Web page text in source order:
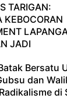
TARIGAN:
KEBOCORAN
JADI
Bersatu
dan
di